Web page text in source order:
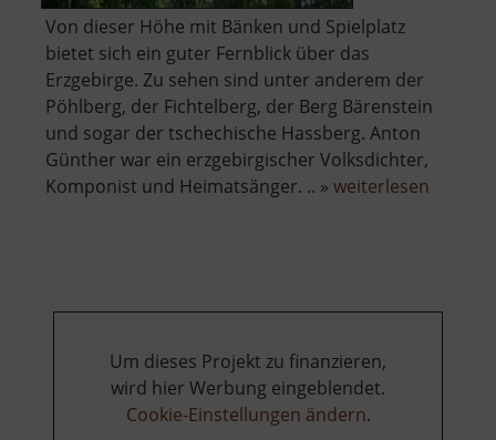
Von dieser Höhe mit Bänken und Spielplatz
bietet sich ein guter Fernblick über das
Erzgebirge. Zu sehen sind unter anderem der
Pöhlberg, der Fichtelberg, der Berg Bärenstein
und sogar der tschechische Hassberg. Anton
Günther war ein erzgebirgischer Volksdichter,
Komponist und Heimatsänger. .. » weiterlesen
Um dieses Projekt zu finanzieren,
wird hier Werbung eingeblendet.
Cookie-Einstellungen ändern.